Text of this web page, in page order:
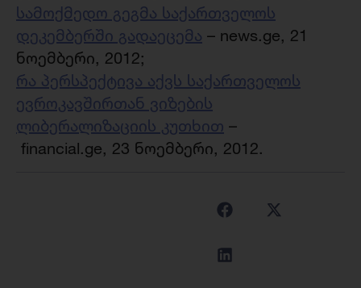
სამოქმედო გეგმა საქართველოს
დეკემბერში გადაეცემა – news.ge, 21
ნოემბერი, 2012;
რა პერსპექტივა აქვს საქართველოს
ევროკავშირთან ვიზების
ლიბერალიზაციის კუთხით –
financial.ge, 23 ნოემბერი, 2012.